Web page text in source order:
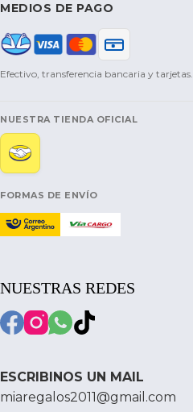
MEDIOS DE PAGO
Efectivo, transferencia bancaria y tarjetas.
NUESTRA TIENDA OFICIAL
FORMAS DE ENVÍO
NUESTRAS REDES
ESCRIBINOS UN MAIL
miaregalos2011@gmail.com